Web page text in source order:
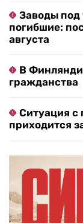
Заводы под
погибшие:
августа
В
гражданства
Ситуация с
приходится